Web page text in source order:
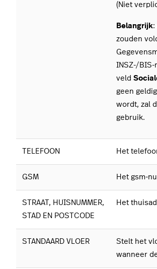
(Niet
Belangrijk:
zouden
INSZ-/BIS-
veld
geen
wordt, zal
gebruik.
TELEFOON Het
GSM Het gsm-
STRAAT, HUISNUMMER,
STAD EN POSTCODE
Het
STANDAARD VLOER
Stelt het
wanneer